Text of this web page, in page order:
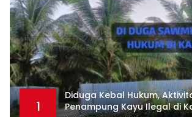
1
Diduga Kebal Hukum,
Penampung Kayu Ilegal di